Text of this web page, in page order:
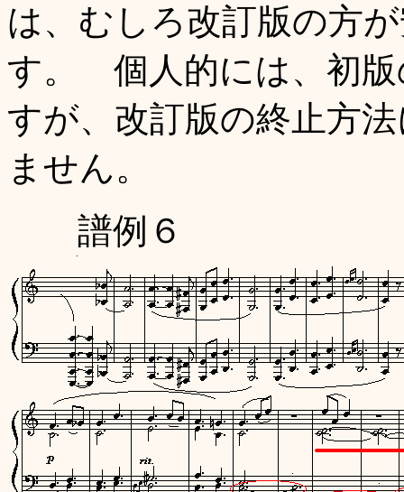
は、むしろ改訂版の方
す。 個人的には、初版
すが、改訂版の終止方
ません。
譜例６